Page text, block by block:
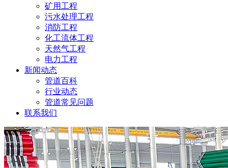
矿用工程
污水处理工程
消防工程
化工流体工程
天然气工程
电力工程
新闻动态
管道百科
行业动态
管道常见问题
联系我们